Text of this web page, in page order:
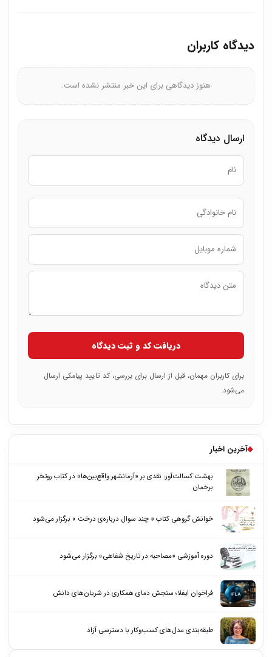
◆آخرین اخبار
بهشت کسالت‌آور: نقدی بر «آرمانشهر واقع‌بین‌ها» در کتاب روتخر
برخمان
خوانش گروهی کتاب « چند سوال درباره‌ی درخت » برگزار می‌شود
دوره آموزشی «مصاحبه در تاریخ شفاهی» برگزار می‌شود
فراخوان ایفلا؛ سنجش دمای همکاری در شریان‌های دانش
طبقه‌بندی مدل‌های کسب‌وکار با دسترسی آزاد
دیدگاه کاربران
هنوز دیدگاهی برای این خبر منتشر نشده است.
ارسال دیدگاه
دریافت کد و ثبت دیدگاه
برای کاربران مهمان، قبل از ارسال برای بررسی، کد تایید پیامکی ارسال
می‌شود.